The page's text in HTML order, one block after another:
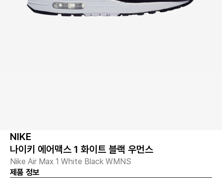
NIKE
나이키 에어맥스 1 화이트 블랙 우먼스
Nike Air Max 1 White Black WMNS
제품 정보